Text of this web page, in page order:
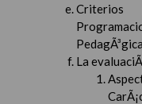
Criterios
La